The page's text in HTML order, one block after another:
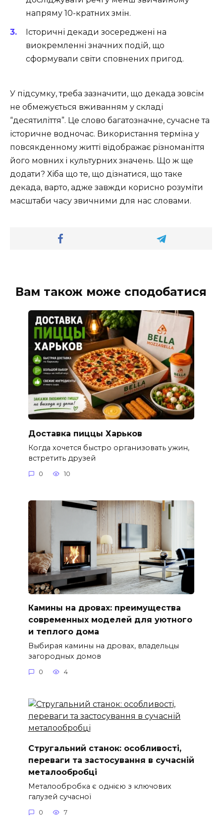
напряму 10-кратних змін.
Історичні декади зосереджені на
виокремленні значних подій, що
сформували світи сповнених пригод.
У підсумку, треба зазначити, що декада зовсім
не обмежується вживанням у складі
“десятиліття”. Це слово багатозначне, сучасне та
історичне водночас. Використання терміна у
повсякденному житті відображає різноманіття
його мовних і культурних значень. Що ж ще
додати? Хіба що те, що дізнатися, що таке
декада, варто, адже завжди корисно розуміти
масштаби часу звичними для нас словами.
Вам також може сподобатися
Доставка пиццы Харьков
Когда хочется быстро организовать ужин,
встретить друзей
0 10
Камины на дровах: преимущества
современных моделей для уютного
и теплого дома
Выбирая камины на дровах, владельцы
загородных домов
0 4
Стругальний станок: особливості,
переваги та застосування в сучасній
металообробці
Металообробка є однією з ключових
галузей сучасної
0 7